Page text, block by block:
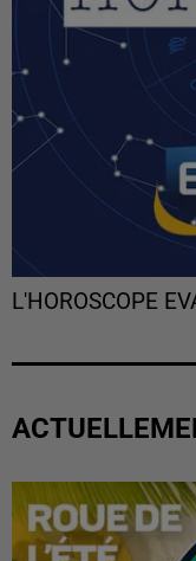
L'HOROSCOPE